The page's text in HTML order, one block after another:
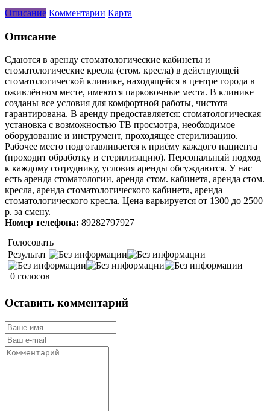
Описание Комментарии Карта
Описание
Сдаются в аренду стоматологические кабинеты и
стоматологические кресла (стом. кресла) в действующей
стоматологической клинике, находящейся в центре города в
оживлённом месте, имеются парковочные места. В клинике
созданы все условия для комфортной работы, чистота
гарантирована. В аренду предоставляется: стоматологическая
установка с возможностью ТВ просмотра, необходимое
оборудование и инструмент, проходящее стерилизацию.
Рабочее место подготавливается к приёму каждого пациента
(проходит обработку и стерилизацию). Персональный подход
к каждому сотруднику, условия аренды обсуждаются. У нас
есть аренда стоматологии, аренда стом. кабинета, аренда стом.
кресла, аренда стоматологического кабинета, аренда
стоматологического кресла. Цена варьируется от 1300 до 2500
р. за смену.
Номер телефона: 89282797927
Голосовать
Результат
0 голосов
Оставить комментарий